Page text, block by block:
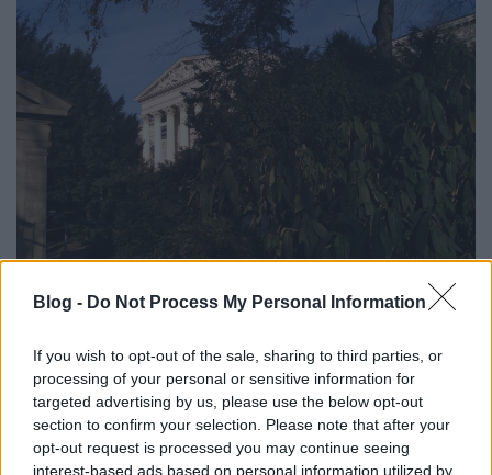
Blog - Do Not Process My Personal Information
If you wish to opt-out of the sale, sharing to third parties, or
processing of your personal or sensitive information for
targeted advertising by us, please use the below opt-out
section to confirm your selection. Please note that after your
opt-out request is processed you may continue seeing
interest-based ads based on personal information utilized by
Példaértékű együttműködés a
Múzeumkertben
Levegő Munkacsoport• 2016. december 17.
Ritkán tapasztaljuk, hogy városvezető,
intézményigazgató előzékenyen bevonna